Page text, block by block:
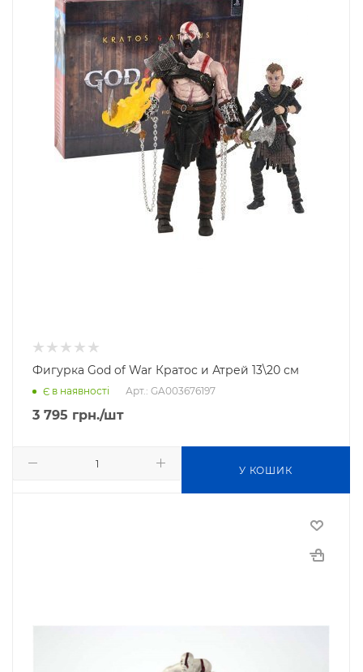
Фигурка God of War Кратос и Атрей 13\20 см
Є в наявності Арт.: GA003676197
3 795 грн./шт
У КОШИК